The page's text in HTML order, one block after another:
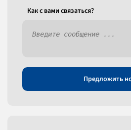
Как c вами связаться?
Предложить